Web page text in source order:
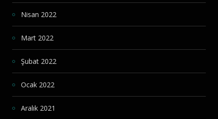
Nisan 2022
Mart 2022
Şubat 2022
Ocak 2022
Aralık 2021